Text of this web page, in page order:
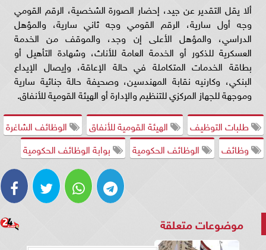
ألا يقل التقدير عن جيد، إحضار الصورة الشخصية، الرقم القومي
وجه أول سارية، الرقم القومي وجه ثاني سارية، والمؤهل
الدراسي، والمؤهل الأعلى إن وجد، والموقف من الخدمة
العسكرية للذكور أو الخدمة العامة للأناث، وشهادة التأهيل أو
بطاقة الخدمات المتكاملة في حالة الإعاقة، وإيصال الإيداع
البنكي، وكارنيه نقابة المهندسين، وصحيفة حالة جنائية سارية
وموجهة للجهاز المركزي للتنظيم والإدارة أو الهيئة القومية للأنفاق.
طلبات التوظيف
الهيئة القومية للأنفاق
الوظائف الشاغرة
وظائف
الوظائف الحكومية بوابة الوظائف الحكومية
موضوعات متعلقة